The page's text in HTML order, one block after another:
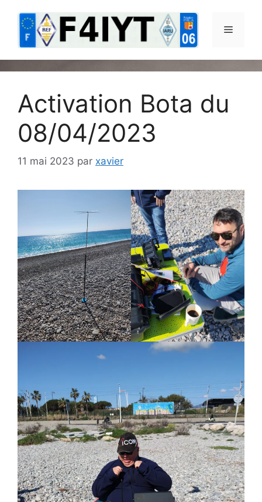
contenu
Menu
Activation Bota du
08/04/2023
11 mai 2023 par xavier